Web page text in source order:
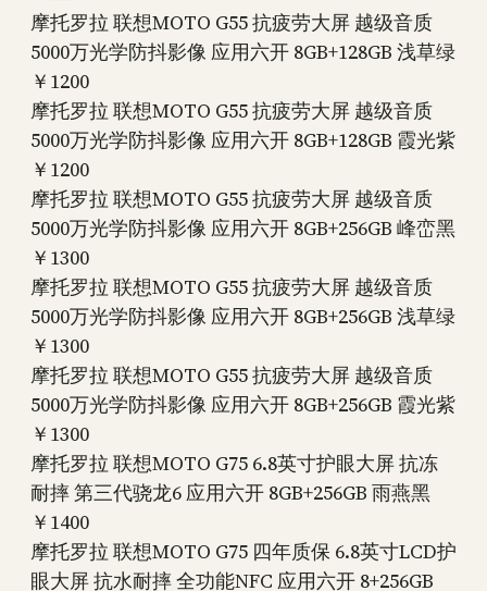
摩托罗拉 联想MOTO G55 抗疲劳大屏 越级音质
5000万光学防抖影像 应用六开 8GB+128GB 浅草绿
￥1200
摩托罗拉 联想MOTO G55 抗疲劳大屏 越级音质
5000万光学防抖影像 应用六开 8GB+128GB 霞光紫
￥1200
摩托罗拉 联想MOTO G55 抗疲劳大屏 越级音质
5000万光学防抖影像 应用六开 8GB+256GB 峰峦黑
￥1300
摩托罗拉 联想MOTO G55 抗疲劳大屏 越级音质
5000万光学防抖影像 应用六开 8GB+256GB 浅草绿
￥1300
摩托罗拉 联想MOTO G55 抗疲劳大屏 越级音质
5000万光学防抖影像 应用六开 8GB+256GB 霞光紫
￥1300
摩托罗拉 联想MOTO G75 6.8英寸护眼大屏 抗冻
耐摔 第三代骁龙6 应用六开 8GB+256GB 雨燕黑
￥1400
摩托罗拉 联想MOTO G75 四年质保 6.8英寸LCD护
眼大屏 抗水耐摔 全功能NFC 应用六开 8+256GB